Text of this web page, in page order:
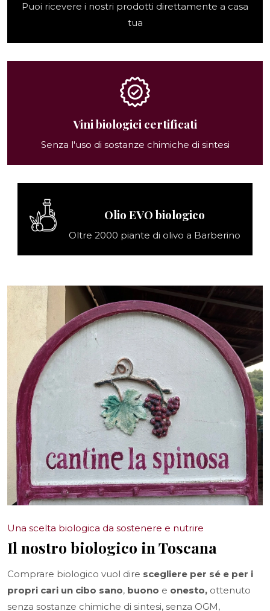
Puoi ricevere i nostri prodotti direttamente a casa
tua
Vini biologici certificati
Senza l'uso di sostanze chimiche di sintesi
Olio EVO biologico
Oltre 2000 piante di olivo a Barberino
Una scelta biologica da sostenere e nutrire
Il nostro biologico in Toscana
Comprare biologico vuol dire scegliere per sé e per i
propri cari un cibo sano, buono e onesto, ottenuto
senza sostanze chimiche di sintesi, senza OGM,